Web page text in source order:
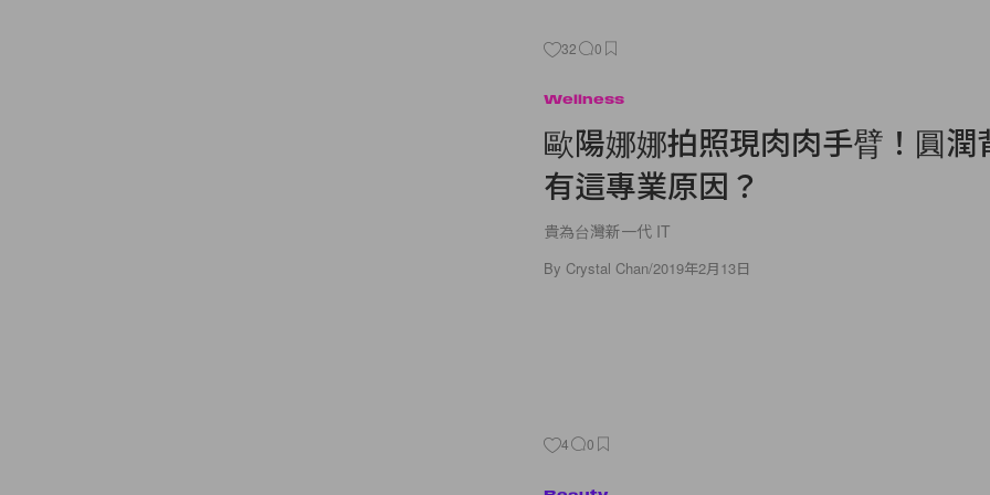
32 0
Wellness
歐陽娜娜拍照現肉肉手臂！圓潤
有這專業原因？
貴為台灣新一代 IT
By Crystal Chan/2019年2月13日
4 0